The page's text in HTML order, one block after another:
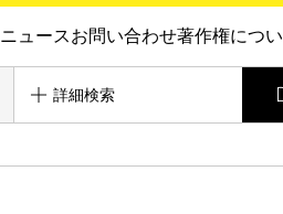
ニュースお問い合わせ著作権につ
詳細検索